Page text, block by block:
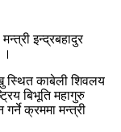
इन्द्रबहादुर
।
स्थित काबेली शिवलय
बिभूति महागुरु
क्रममा मन्त्री